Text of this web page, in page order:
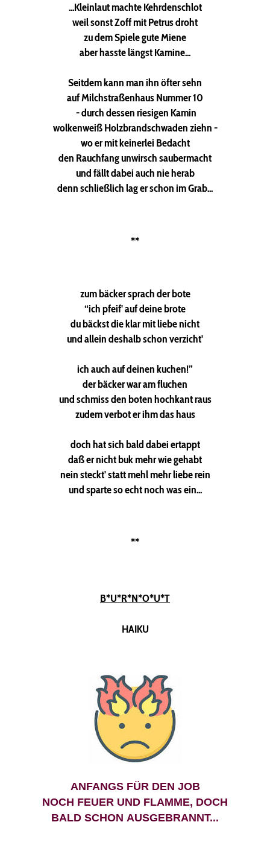
...Kleinlaut machte Kehrdenschlot
weil sonst Zoff mit Petrus droht
zu dem Spiele gute Miene
aber hasste längst Kamine...
Seitdem kann man ihn öfter sehn
auf Milchstraßenhaus Nummer 10
- durch dessen riesigen Kamin
wolkenweiß Holzbrandschwaden ziehn -
wo er mit keinerlei Bedacht
den Rauchfang unwirsch saubermacht
und fällt dabei auch nie herab
denn schließlich lag er schon im Grab...
**
zum bäcker sprach der bote
“ich pfeif' auf deine brote
du bäckst die klar mit liebe nicht
und allein deshalb schon verzicht'
ich auch auf deinen kuchen!”
der bäcker war am fluchen
und schmiss den boten hochkant raus
zudem verbot er ihm das haus
doch hat sich bald dabei ertappt
daß er nicht buk mehr wie gehabt
nein steckt' statt mehl mehr liebe rein
und sparte so echt noch was ein...
**
B*U*R*N*O*U*T
HAIKU
ANFANGS FÜR DEN JOB
NOCH FEUER UND FLAMME, DOCH
BALD SCHON AUSGEBRANNT...